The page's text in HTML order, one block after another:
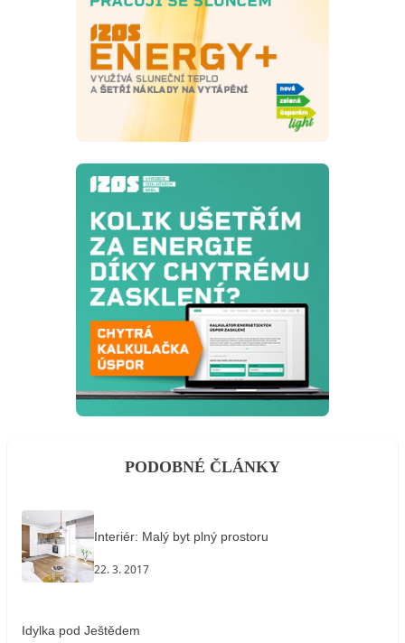
PODOBNÉ ČLÁNKY
Interiér: Malý byt plný prostoru
22. 3. 2017
Idylka pod Ještědem